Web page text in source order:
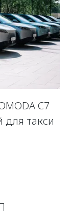
C7
для такси